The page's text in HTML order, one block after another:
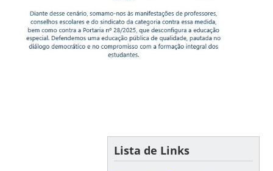
Lista de Links